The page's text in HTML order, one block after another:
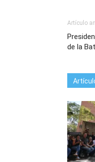
Artículo
de la